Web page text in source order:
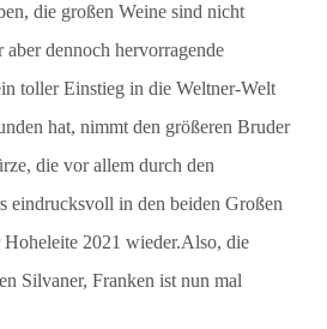
die großen Weine sind nicht
dennoch hervorragende
toller Einstieg in die Weltner-Welt
hat, nimmt den größeren Bruder
die vor allem durch den
eindrucksvoll in den beiden Großen
2021 wieder.Also, die
Silvaner, Franken ist nun mal